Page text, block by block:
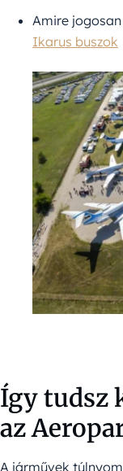
Amire
Ikarus buszok
Így tudsz
az
A járművek